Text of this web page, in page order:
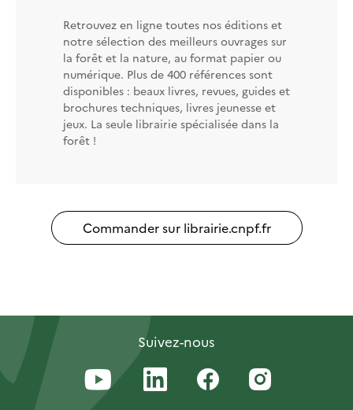
Retrouvez en ligne toutes nos éditions et
notre sélection des meilleurs ouvrages sur
la forêt et la nature, au format papier ou
numérique. Plus de 400 références sont
disponibles : beaux livres, revues, guides et
brochures techniques, livres jeunesse et
jeux. La seule librairie spécialisée dans la
forêt !
Commander sur librairie.cnpf.fr
Suivez-nous